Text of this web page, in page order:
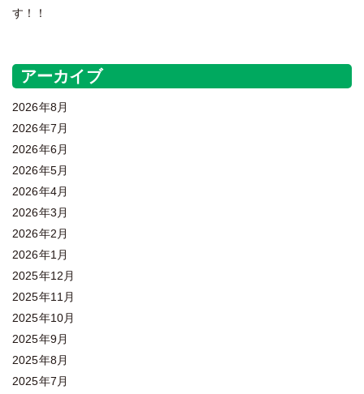
す！！
アーカイブ
2026年8月
2026年7月
2026年6月
2026年5月
2026年4月
2026年3月
2026年2月
2026年1月
2025年12月
2025年11月
2025年10月
2025年9月
2025年8月
2025年7月